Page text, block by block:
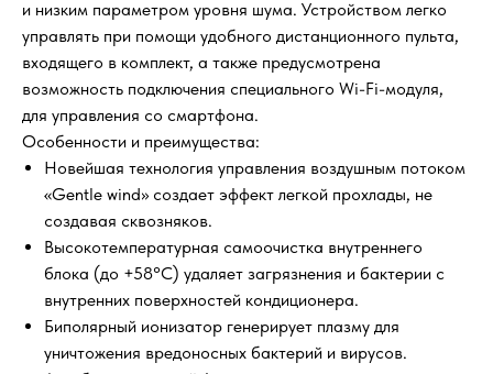
и низким параметром уровня шума. Устройством легко
управлять при помощи удобного дистанционного пульта,
входящего в комплект, а также предусмотрена
возможность подключения специального Wi-Fi-модуля,
для управления со смартфона.
Особенности и преимущества:
Новейшая технология управления воздушным потоком
«Gentle wind» создает эффект легкой прохлады, не
создавая сквозняков.
Высокотемпературная самоочистка внутреннего
блока (до +58°С) удаляет загрязнения и бактерии с
внутренних поверхностей кондиционера.
Биполярный ионизатор генерирует плазму для
уничтожения вредоносных бактерий и вирусов.